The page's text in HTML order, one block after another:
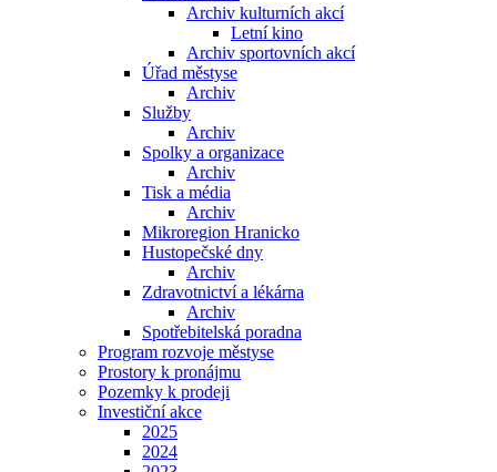
Archiv kulturních akcí
Letní kino
Archiv sportovních akcí
Úřad městyse
Archiv
Služby
Archiv
Spolky a organizace
Archiv
Tisk a média
Archiv
Mikroregion Hranicko
Hustopečské dny
Archiv
Zdravotnictví a lékárna
Archiv
Spotřebitelská poradna
Program rozvoje městyse
Prostory k pronájmu
Pozemky k prodeji
Investiční akce
2025
2024